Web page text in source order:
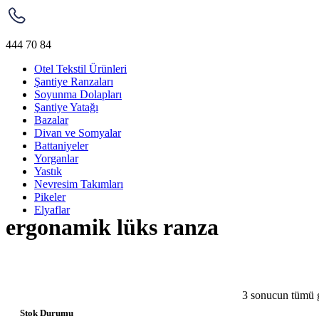
444 70 84
Otel Tekstil Ürünleri
Şantiye Ranzaları
Soyunma Dolapları
Şantiye Yatağı
Bazalar
Divan ve Somyalar
Battaniyeler
Yorganlar
Yastık
Nevresim Takımları
Pikeler
Elyaflar
ergonamik lüks ranza
Stok Durumu
3 sonucun tümü